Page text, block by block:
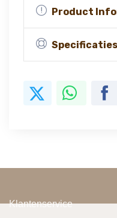
Product
Specificaties
Klantenservice